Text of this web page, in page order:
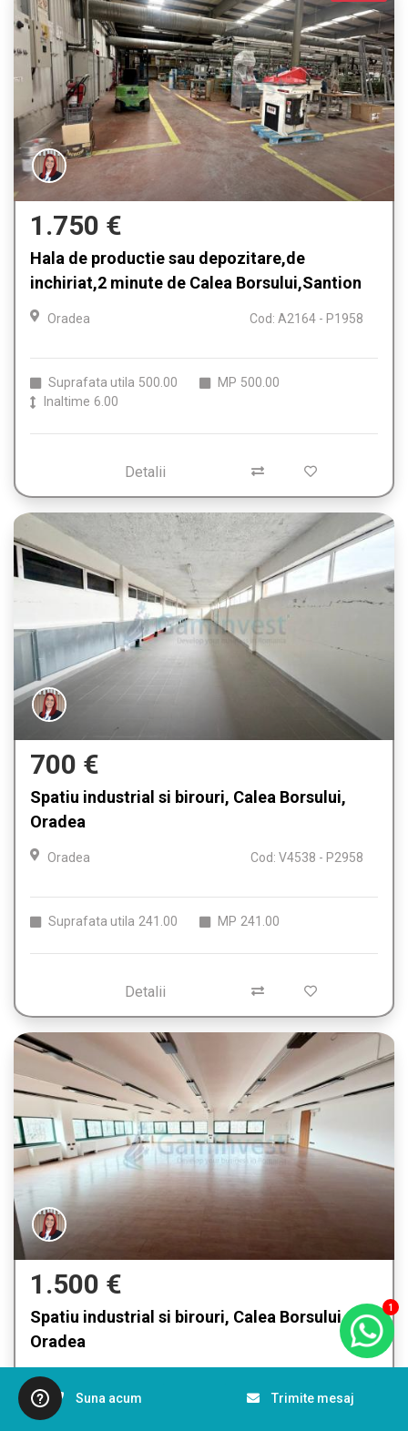
1
1.750 €
Hala de productie sau depozitare,de
inchiriat,2 minute de Calea Borsului,Santion
Oradea Cod: A2164 - P1958
Suprafata utila 500.00 MP 500.00
Inaltime 6.00
Detalii
700 €
Spatiu industrial si birouri, Calea Borsului,
Oradea
Oradea Cod: V4538 - P2958
Suprafata utila 241.00 MP 241.00
Detalii
1.500 €
Spatiu industrial si birouri, Calea Borsului,
Oradea
Oradea
Suna acum
Trimite mesaj